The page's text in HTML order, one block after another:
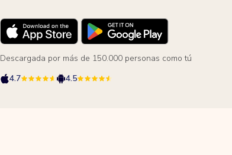
Descargada por más de 150.000 personas como tú
4.7
4.5